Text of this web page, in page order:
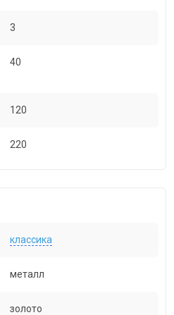
3
40
120
220
классика
металл
золото